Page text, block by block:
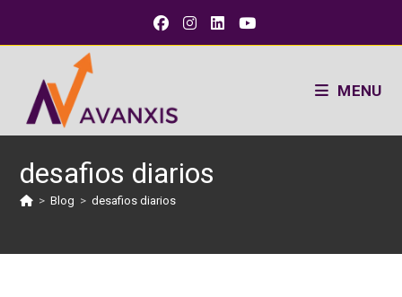
MENU
desafios diarios
> Blog > desafios diarios